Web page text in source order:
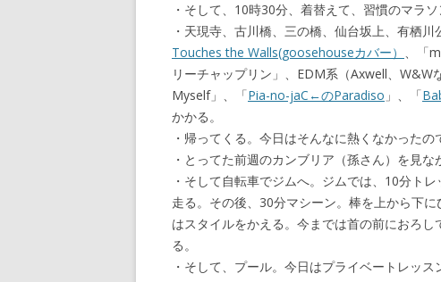
・そして、10時30分、着替えて、習慣のマラソ
・天現寺、古川橋、三の橋、仙台坂上、有栖川
Touches the Walls(goosehouseカバー） 、「
リーチャップリン」、EDM系（Axwell、
Myself」、「Pia-no-jaC←のParadiso 」、「
かかる。
・帰ってくる。今日はそんなに熱くなかった
・とってた前週のカンブリア（孫さん）を見な
・そして自転車でジムへ。ジムでは、10分ト
走る。その後、30分マシーン。棒を上から下
はスタイルをかえる。今までは首の前におろ
る。
・そして、プール。今日はプライベートレッ